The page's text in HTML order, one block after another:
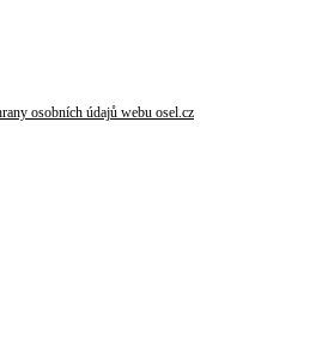
osobních údajů webu osel.cz